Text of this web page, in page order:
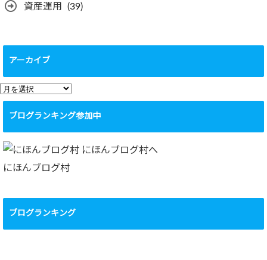
資産運用 (39)
アーカイブ
ア
ー
イ
ブ
ブログランキング参加中
にほんブログ村
ブログランキング